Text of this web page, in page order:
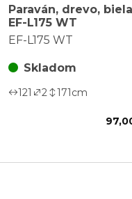
Paraván, drevo,
EF-L175 WT
EF-L175 WT
Skladom
121 2 171cm